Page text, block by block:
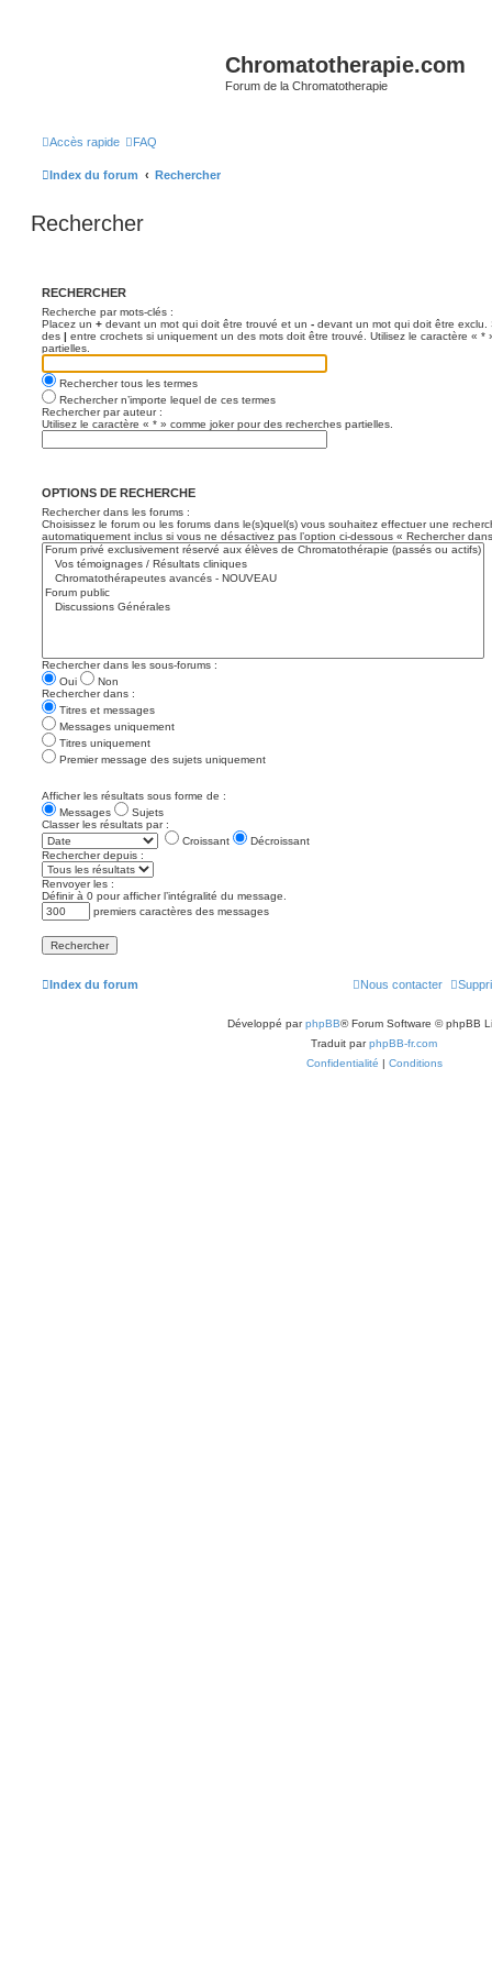
Chromatotherapie.com
Forum de la Chromatotherapie
Accès rapide FAQ
Index du forum Rechercher
Rechercher
RECHERCHER
Recherche par mots-clés :
Placez un + devant un mot qui doit être trouvé et un - devant un mot qui doit être
des | entre crochets si uniquement un des mots doit être trouvé. Utilisez le caractère « *
partielles.
Rechercher tous les termes
Rechercher n’importe lequel de ces termes
Rechercher par auteur :
Utilisez le caractère « * » comme joker pour des recherches partielles.
OPTIONS DE RECHERCHE
Rechercher dans les forums :
Choisissez le forum ou les forums dans le(s)quel(s) vous souhaitez effectuer une
automatiquement inclus si vous ne désactivez pas l’option ci-dessous « Rechercher
Rechercher dans les sous-forums :
Oui
Non
Rechercher dans :
Titres et messages
Messages uniquement
Titres uniquement
Premier message des sujets uniquement
Afficher les résultats sous forme de :
Messages
Sujets
Classer les résultats par :
Croissant
Décroissant
Rechercher depuis :
Renvoyer les :
Définir à 0 pour afficher l’intégralité du message.
premiers caractères des messages
Index du forum Nous contacter
Développé parphpBB® Forum Software © phpBB
Traduit parphpBB-fr.com
Confidentialité | Conditions